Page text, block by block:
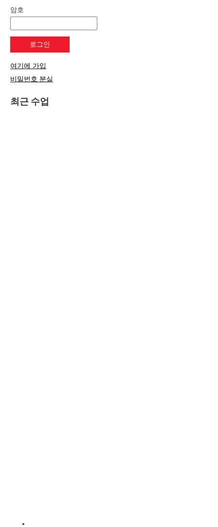
암호
여기에 가입
비밀번호 분실
최근 수업